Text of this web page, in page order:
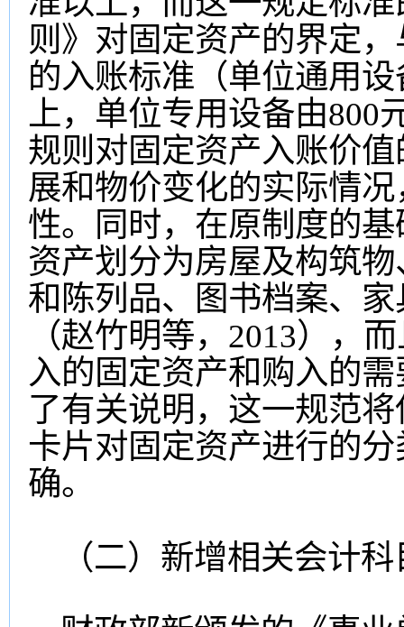
则》对固定资产的界定
的入账标准（单位通用
上，单位专用设备由800
规则对固定资产入账价
展和物价变化的实际情
性。同时，在原制度的
资产划分为房屋及构筑
和陈列品、图书档案、
（赵竹明等，2013），
入的固定资产和购入的
了有关说明，这一规范
卡片对固定资产进行的
确。
（二）新增相关会计科